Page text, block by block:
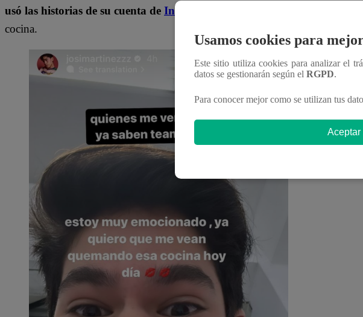
usó las historias de su cuenta de Instagram
cocina.
Usamos cookies para
Este sitio utiliza cookies para analizar el
datos se gestionarán según el RGPD.
Para conocer mejor como se utilizan tus